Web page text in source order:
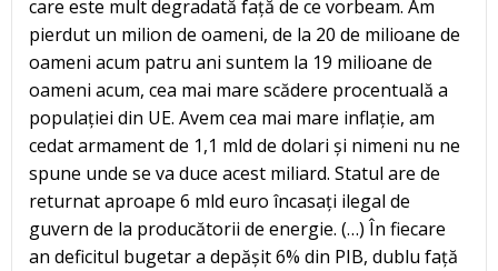
care este mult degradată față de ce vorbeam. Am
pierdut un milion de oameni, de la 20 de milioane de
oameni acum patru ani suntem la 19 milioane de
oameni acum, cea mai mare scădere procentuală a
populației din UE. Avem cea mai mare inflație, am
cedat armament de 1,1 mld de dolari și nimeni nu ne
spune unde se va duce acest miliard. Statul are de
returnat aproape 6 mld euro încasați ilegal de
guvern de la producătorii de energie. (…) În fiecare
an deficitul bugetar a depășit 6% din PIB, dublu față